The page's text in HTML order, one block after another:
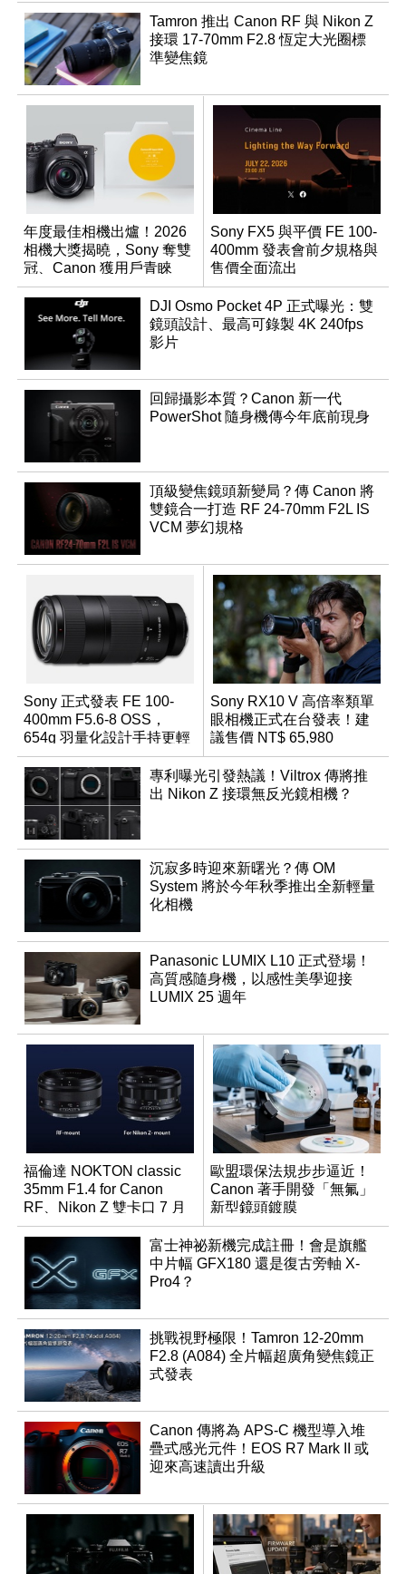
Tamron 推出 Canon RF 與 Nikon Z
接環 17-70mm F2.8 恆定大光圈標
準變焦鏡
年度最佳相機出爐！2026
相機大獎揭曉，Sony 奪雙
冠、Canon 獲用戶青睞
Sony FX5 與平價 FE 100-
400mm 發表會前夕規格與
售價全面流出
DJI Osmo Pocket 4P 正式曝光：雙
鏡頭設計、最高可錄製 4K 240fps
影片
回歸攝影本質？Canon 新一代
PowerShot 隨身機傳今年底前現身
頂級變焦鏡頭新變局？傳 Canon 將
雙鏡合一打造 RF 24-70mm F2L IS
VCM 夢幻規格
Sony 正式發表 FE 100-
400mm F5.6-8 OSS，
654g 羽量化設計手持更輕
鬆
Sony RX10 V 高倍率類單
眼相機正式在台發表！建
議售價 NT$ 65,980
專利曝光引發熱議！Viltrox 傳將推
出 Nikon Z 接環無反光鏡相機？
沉寂多時迎來新曙光？傳 OM
System 將於今年秋季推出全新輕量
化相機
Panasonic LUMIX L10 正式登場！
高質感隨身機，以感性美學迎接
LUMIX 25 週年
福倫達 NOKTON classic
35mm F1.4 for Canon
RF、Nikon Z 雙卡口 7 月
同步登台
歐盟環保法規步步逼近！
Canon 著手開發「無氟」
新型鏡頭鍍膜
富士神祕新機完成註冊！會是旗艦
中片幅 GFX180 還是復古旁軸 X-
Pro4？
挑戰視野極限！Tamron 12-20mm
F2.8 (A084) 全片幅超廣角變焦鏡正
式發表
Canon 傳將為 APS-C 機型導入堆
疊式感光元件！EOS R7 Mark II 或
迎來高速讀出升級